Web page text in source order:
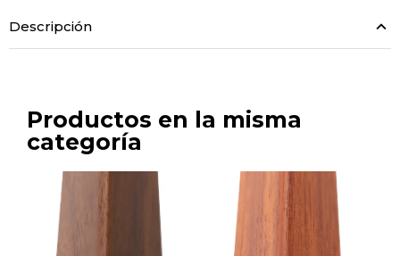
Descripción
Productos en la misma
categoría